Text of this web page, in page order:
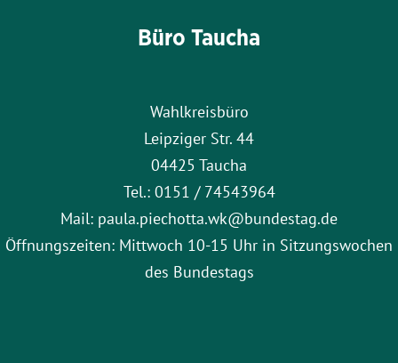
Büro Taucha
Wahlkreisbüro
Leipziger Str. 44
04425 Taucha
Tel.: 0151 / 74543964
Mail: paula.piechotta.wk@bundestag.de
Öffnungszeiten: Mittwoch 10-15 Uhr in Sitzungswochen
des Bundestags